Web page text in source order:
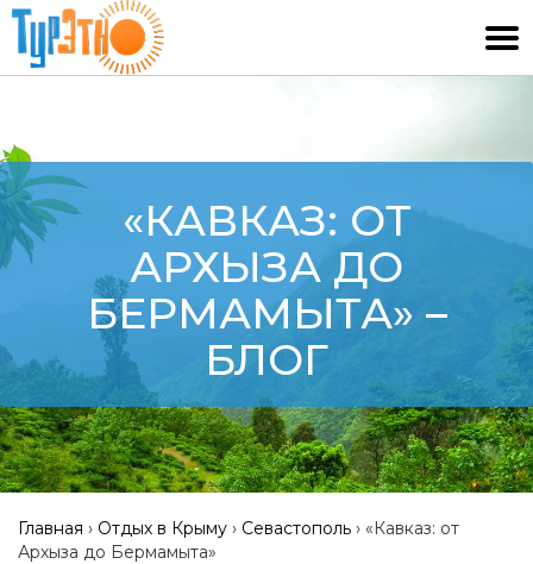
«КАВКАЗ: ОТ
АРХЫЗА ДО
БЕРМАМЫТА» –
БЛОГ
Главная › Отдых в Крыму › Севастополь › «Кавказ: от
Архыза до Бермамыта»